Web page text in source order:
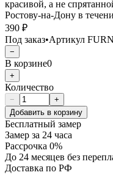
красивой, а не
Ростову-на-Дону в
390 ₽
Под заказ•Артикул
−
В корзине0
+
Количество
−
+
Добавить в корзину
Бесплатный замер
Замер за 24 часа
Рассрочка 0%
До 24 месяцев без
Доставка по РФ